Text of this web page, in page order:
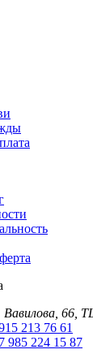
Вавилова,
213 76 61
985 224 15 87